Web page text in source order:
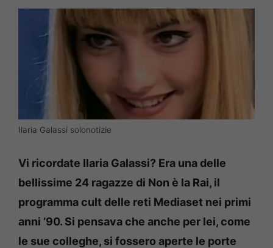
Ilaria Galassi solonotizie
Vi ricordate Ilaria Galassi? Era una delle
bellissime 24 ragazze di Non è la Rai, il
programma cult delle reti Mediaset nei primi
anni ’90. Si pensava che anche per lei, come
le sue colleghe, si fossero aperte le porte